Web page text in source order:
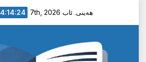
هەینی. ئاب 7th, 2026 4:14:25 AM